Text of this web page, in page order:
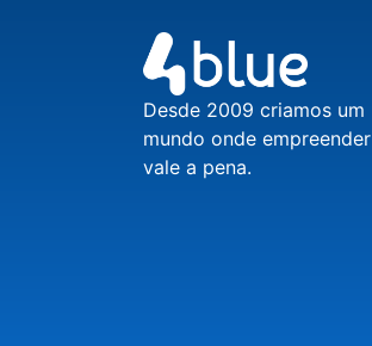
Desde 2009 criamos um
mundo onde empreender
vale a pena.